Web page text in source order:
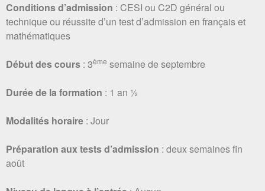
Conditions d’admission : CESI ou C2D général ou
technique ou réussite d’un test d’admission en français et
mathématiques
Début des cours : 3ème semaine de septembre
Durée de la formation : 1 an ½
Modalités horaire : Jour
Préparation aux testsd’admission : deux semaines fin
août